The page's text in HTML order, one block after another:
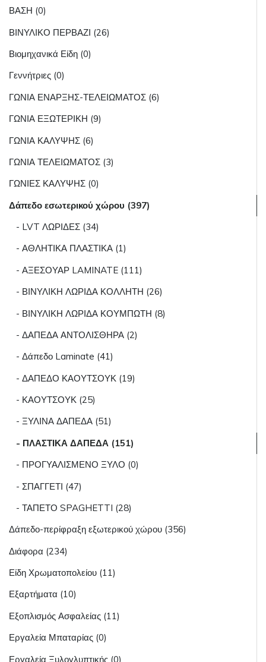
ΒΑΣΗ (0)
ΒΙΝΥΛΙΚΟ ΠΕΡΒΑΖΙ (26)
Βιομηχανικά Είδη (0)
Γεννήτριες (0)
ΓΩΝΙΑ ΕΝΑΡΞΗΣ-ΤΕΛΕΙΩΜΑΤΟΣ (6)
ΓΩΝΙΑ ΕΞΩΤΕΡΙΚΗ (9)
ΓΩΝΙΑ ΚΑΛΥΨΗΣ (6)
ΓΩΝΙΑ ΤΕΛΕΙΩΜΑΤΟΣ (3)
ΓΩΝΙΕΣ ΚΑΛΥΨΗΣ (0)
Δάπεδο εσωτερικού χώρου (397)
- LVT ΛΩΡΙΔΕΣ (34)
- ΑΘΛΗΤΙΚΑ ΠΛΑΣΤΙΚΑ (1)
- ΑΞΕΣΟΥΑΡ LAMINATE (111)
- ΒΙΝΥΛΙΚΗ ΛΩΡΙΔΑ ΚΟΛΛΗΤΗ (26)
- ΒΙΝΥΛΙΚΗ ΛΩΡΙΔΑ ΚΟΥΜΠΩΤΗ (8)
- ΔΑΠΕΔΑ ΑΝΤΟΛΙΣΘΗΡΑ (2)
- Δάπεδο Laminate (41)
- ΔΑΠΕΔΟ ΚΑΟΥΤΣΟΥΚ (19)
- ΚΑΟΥΤΣΟΥΚ (25)
- ΞΥΛΙΝΑ ΔΑΠΕΔΑ (51)
- ΠΛΑΣΤΙΚΑ ΔΑΠΕΔΑ (151)
- ΠΡΟΓΥΑΛΙΣΜΕΝΟ ΞΥΛΟ (0)
- ΣΠΑΓΓΕΤΙ (47)
- ΤΑΠΕΤΟ SPAGHETTI (28)
Δάπεδο-περίφραξη εξωτερικού χώρου (356)
Διάφορα (234)
Είδη Χρωματοπολείου (11)
Εξαρτήματα (10)
Εξοπλισμός Ασφαλείας (11)
Εργαλεία Μπαταρίας (0)
Εργαλεία Ξυλογλυπτικής (0)